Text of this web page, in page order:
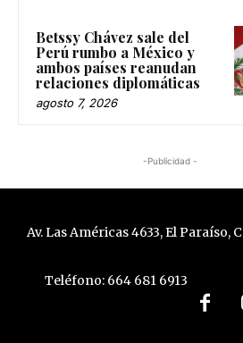
Betssy Chávez sale del
Perú rumbo a México y
ambos países reanudan
relaciones diplomáticas
agosto 7, 2026
-Publicidad -
Av. Las Américas 4633, El Paraíso,
Teléfono: 664 681 6913